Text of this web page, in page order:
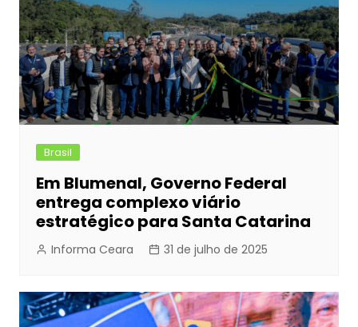
Brasil
Em Blumenal, Governo Federal
entrega complexo viário
estratégico para Santa Catarina
Informa Ceara 31 de julho de 2025